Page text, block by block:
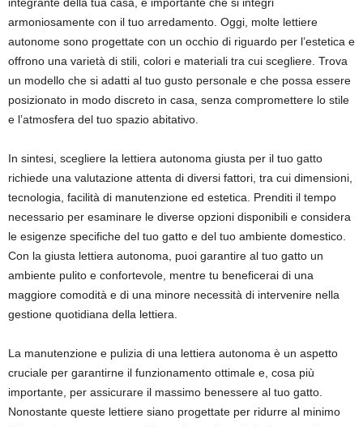
armoniosamente con il tuo arredamento. Oggi, molte lettiere
autonome sono progettate con un occhio di riguardo per l’estetica e
offrono una varietà di stili, colori e materiali tra cui scegliere. Trova
un modello che si adatti al tuo gusto personale e che possa essere
posizionato in modo discreto in casa, senza compromettere lo stile
e l’atmosfera del tuo spazio abitativo.
In sintesi, scegliere la lettiera autonoma giusta per il tuo gatto
richiede una valutazione attenta di diversi fattori, tra cui dimensioni,
tecnologia, facilità di manutenzione ed estetica. Prenditi il tempo
necessario per esaminare le diverse opzioni disponibili e considera
le esigenze specifiche del tuo gatto e del tuo ambiente domestico.
Con la giusta lettiera autonoma, puoi garantire al tuo gatto un
ambiente pulito e confortevole, mentre tu beneficerai di una
maggiore comodità e di una minore necessità di intervenire nella
gestione quotidiana della lettiera.
La manutenzione e pulizia di una lettiera autonoma è un aspetto
cruciale per garantirne il funzionamento ottimale e, cosa più
importante, per assicurare il massimo benessere al tuo gatto.
Nonostante queste lettiere siano progettate per ridurre al minimo